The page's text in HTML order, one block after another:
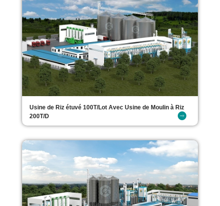
Usine de Riz étuvé 100T/Lot Avec Usine de Moulin à Riz
200T/D